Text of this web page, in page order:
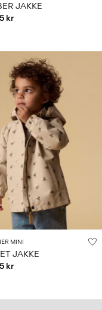
JAKKE
kr
MINI
JAKKE
kr